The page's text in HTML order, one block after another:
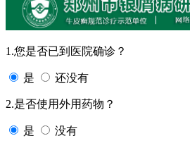
1.您是否已到医院确诊？
是 还没有
2.是否使用外用药物？
是 没有